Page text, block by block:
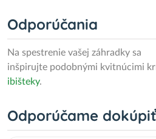
Odporúčania
Na spestrenie vašej záhradky sa
inšpirujte podobnými kvitnúcimi
ibišteky.
Odporúčame dokúpiť